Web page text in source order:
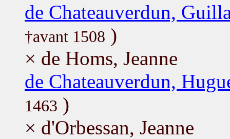
de Chateauverdun,
†avant 1508 )
× de Homs, Jeanne
de Chateauverdun,
1463 )
× d'Orbessan, Jeanne